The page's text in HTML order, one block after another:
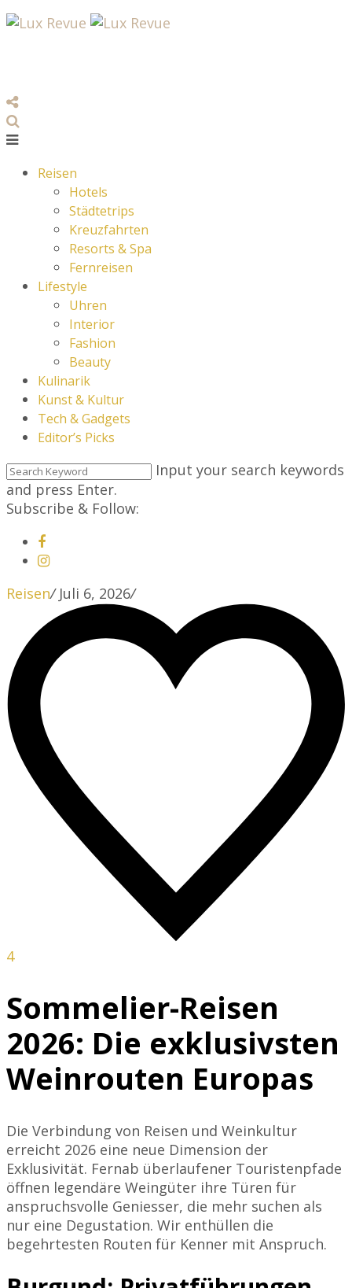
Reisen
Hotels
Städtetrips
Kreuzfahrten
Resorts & Spa
Fernreisen
Lifestyle
Uhren
Interior
Fashion
Beauty
Kulinarik
Kunst & Kultur
Tech & Gadgets
Editor’s Picks
Input your search keywords
and press Enter.
Subscribe & Follow:
Reisen/ Juli 6, 2026/
4
Sommelier-Reisen
2026: Die exklusivsten
Weinrouten Europas
Die Verbindung von Reisen und Weinkultur
erreicht 2026 eine neue Dimension der
Exklusivität. Fernab überlaufener Touristenpfade
öffnen legendäre Weingüter ihre Türen für
anspruchsvolle Geniesser, die mehr suchen als
nur eine Degustation. Wir enthüllen die
begehrtesten Routen für Kenner mit Anspruch.